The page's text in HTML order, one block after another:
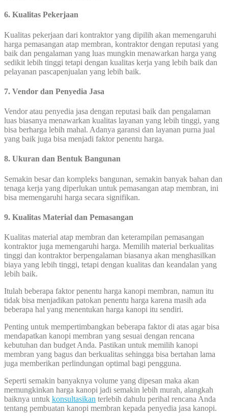
6. Kualitas Pekerjaan
Kualitas pekerjaan dari kontraktor yang dipilih akan memengaruhi
harga pemasangan atap membran, kontraktor dengan reputasi yang
baik dan pengalaman yang luas mungkin menawarkan harga yang
sedikit lebih tinggi tetapi dengan kualitas kerja yang lebih baik dan
pelayanan pascapenjualan yang lebih baik.
7. Vendor dan Penyedia Jasa
Vendor atau penyedia jasa dengan reputasi baik dan pengalaman
luas biasanya menawarkan kualitas layanan yang lebih tinggi, yang
bisa berharga lebih mahal. Adanya garansi dan layanan purna jual
yang baik juga bisa menjadi faktor penentu harga.
8. Ukuran dan Bentuk Bangunan
Semakin besar dan kompleks bangunan, semakin banyak bahan dan
tenaga kerja yang diperlukan untuk pemasangan atap membran, ini
bisa memengaruhi harga secara signifikan.
9. Kualitas Material dan Pemasangan
Kualitas material atap membran dan keterampilan pemasangan
kontraktor juga memengaruhi harga. Memilih material berkualitas
tinggi dan kontraktor berpengalaman biasanya akan menghasilkan
biaya yang lebih tinggi, tetapi dengan kualitas dan keandalan yang
lebih baik.
Itulah beberapa faktor penentu harga kanopi membran, namun itu
tidak bisa menjadikan patokan penentu harga karena masih ada
beberapa hal yang menentukan harga kanopi itu sendiri.
Penting untuk mempertimbangkan beberapa faktor di atas agar bisa
mendapatkan kanopi membran yang sesuai dengan rencana
kebutuhan dan budget Anda. Pastikan untuk memilih kanopi
membran yang bagus dan berkualitas sehingga bisa bertahan lama
juga memberikan perlindungan optimal bagi pengguna.
Seperti semakin banyaknya volume yang dipesan maka akan
memungkinkan harga kanopi jadi semakin lebih murah, alangkah
baiknya untuk konsultasikan terlebih dahulu perihal rencana Anda
tentang pembuatan kanopi membran kepada penyedia jasa kanopi.